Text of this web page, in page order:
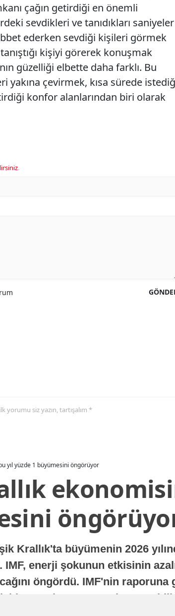
çağın getirdiği en önemli
sevdikleri ve tanıdıkları saniyeler
ederken sevdiği kişileri görmek
kişiyi görerek konuşmak
güzelliği elbette daha farklı. Bu
yakına çevirmek, kısa sürede
konfor alanlarından biri olarak
.
yorumu siz yazın, tartışalım *
yıl yüzde 1 büyümesini öngörüyor
Krallık'ta büyümenin 2026
IMF, enerji şokunun etkisinin
öngördü. IMF'nin raporuna
bir toparlanma süreci